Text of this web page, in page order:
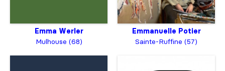
Emma Werler
Mulhouse (68)
Emmanuelle Potier
Sainte-Ruffine (57)